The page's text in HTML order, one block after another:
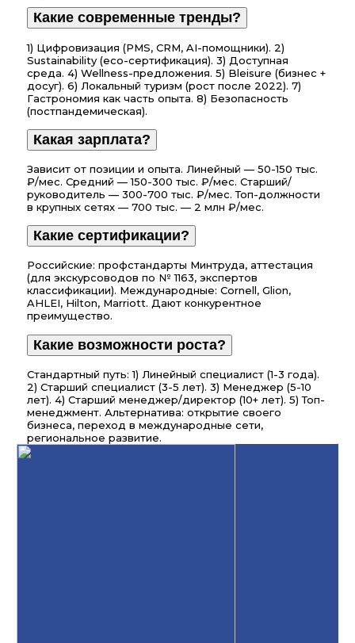
Какие современные тренды?
1) Цифровизация (PMS, CRM, AI-помощники). 2)
Sustainability (eco-сертификация). 3) Доступная
среда. 4) Wellness-предложения. 5) Bleisure (бизнес +
досуг). 6) Локальный туризм (рост после 2022). 7)
Гастрономия как часть опыта. 8) Безопасность
(постпандемическая).
Какая зарплата?
Зависит от позиции и опыта. Линейный — 50-150 тыс.
₽/мес. Средний — 150-300 тыс. ₽/мес. Старший/
руководитель — 300-700 тыс. ₽/мес. Топ-должности
в крупных сетях — 700 тыс. — 2 млн ₽/мес.
Какие сертификации?
Российские: профстандарты Минтруда, аттестация
(для экскурсоводов по № 1163, экспертов
классификации). Международные: Cornell, Glion,
AHLEI, Hilton, Marriott. Дают конкурентное
преимущество.
Какие возможности роста?
Стандартный путь: 1) Линейный специалист (1-3 года).
2) Старший специалист (3-5 лет). 3) Менеджер (5-10
лет). 4) Старший менеджер/директор (10+ лет). 5) Топ-
менеджмент. Альтернатива: открытие своего
бизнеса, переход в международные сети,
региональное развитие.